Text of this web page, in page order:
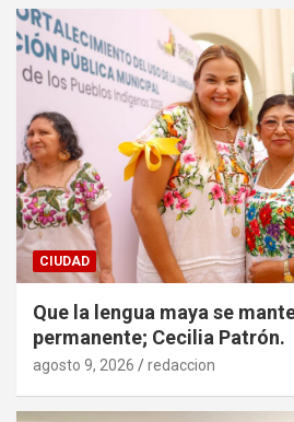
CIUDAD
Que la lengua maya se
permanente; Cecilia Patrón.
agosto 9, 2026 redaccion